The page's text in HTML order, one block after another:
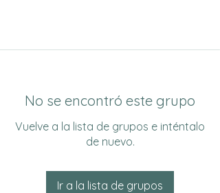
No se encontró este grupo
Vuelve a la lista de grupos e inténtalo
de nuevo.
Ir a la lista de grupos